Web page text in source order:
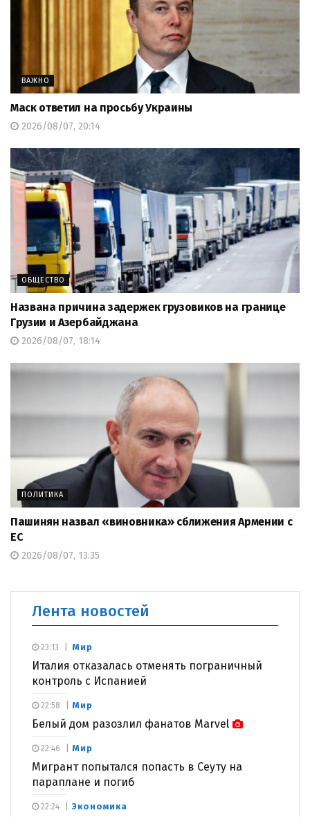
ВАЖНО
Маск ответил на просьбу Украины
2026/08/07, 20:14
ОБЩЕСТВО
Названа причина задержек грузовиков на границе
Грузии и Азербайджана
2026/08/07, 18:14
ПОЛИТИКА
Пашинян назвал «виновника» сближения Армении с
ЕС
2026/08/07, 13:35
Лента новостей
Мир
Италия отказалась отменять пограничный
контроль с Испанией
23:13
Мир
Белый дом разозлил фанатов Marvel
22:58
Мир
Мигрант попытался попасть в Сеуту на
параплане и погиб
22:46
Экономика
22:24